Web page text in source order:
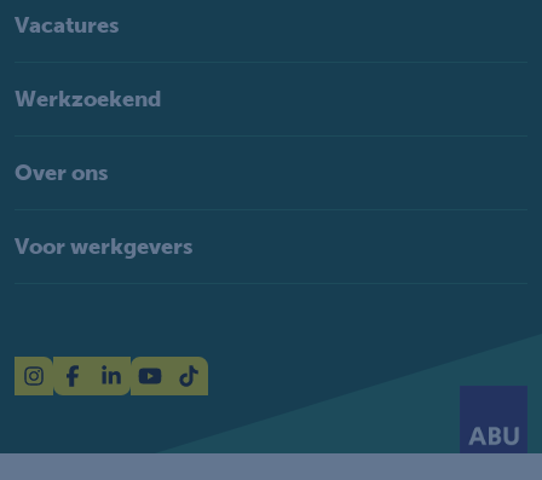
Vacatures
Werkzoekend
Over ons
Voor werkgevers